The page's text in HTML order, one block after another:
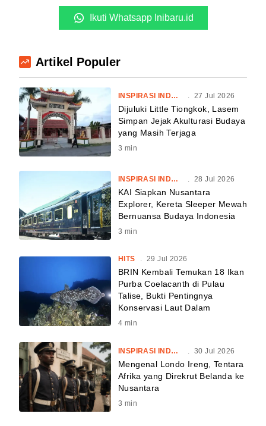
Ikuti Whatsapp Inibaru.id
Artikel Populer
INSPIRASI INDONESIA . 27 Jul 2026
Dijuluki Little Tiongkok, Lasem
Simpan Jejak Akulturasi Budaya
yang Masih Terjaga
3 min
INSPIRASI INDONESIA . 28 Jul 2026
KAI Siapkan Nusantara
Explorer, Kereta Sleeper Mewah
Bernuansa Budaya Indonesia
3 min
HITS . 29 Jul 2026
BRIN Kembali Temukan 18 Ikan
Purba Coelacanth di Pulau
Talise, Bukti Pentingnya
Konservasi Laut Dalam
4 min
INSPIRASI INDONESIA 30 Jul 2026
Mengenal Londo Ireng, Tentara
Afrika yang Direkrut Belanda ke
Nusantara
3 min